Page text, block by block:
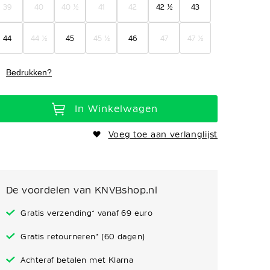
39 40 40 ½ 41 42 42 ½ 43
44 44 ½ 45 45 ½ 46 47 47 ½
Bedrukken?
In Winkelwagen
Voeg toe aan verlanglijst
De voordelen van KNVBshop.nl
Gratis verzending* vanaf 69 euro
Gratis retourneren* (60 dagen)
Achteraf betalen met Klarna